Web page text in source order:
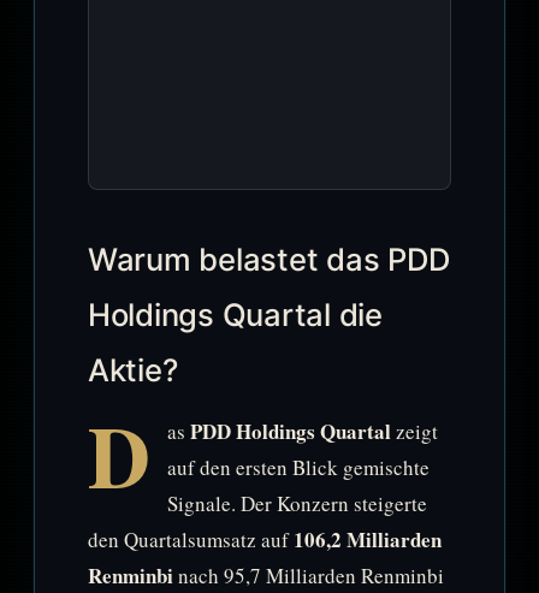
Warum belastet das PDD
Holdings Quartal die
Aktie?
D as PDD Holdings Quartalzeigt
auf den ersten Blick gemischte
Signale. Der Konzern steigerte
den Quartalsumsatz auf106,2 Milliarden
Renminbinach 95,7 Milliarden Renminbi